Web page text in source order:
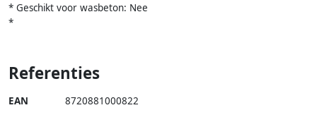
* Geschikt voor wasbeton: Nee
*
Referenties
EAN 8720881000822